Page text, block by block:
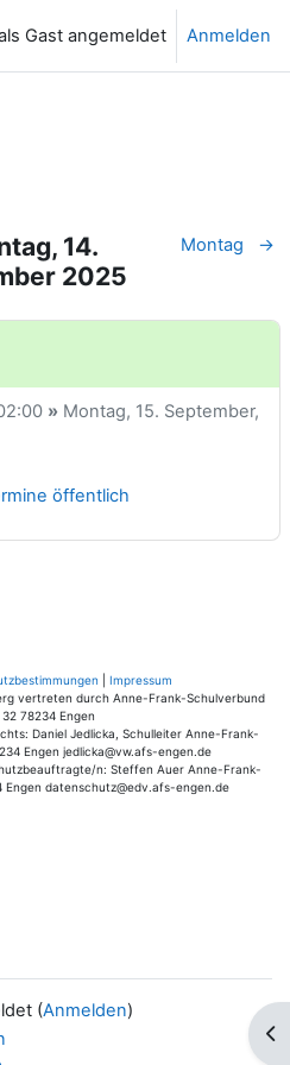
Gast angemeldet Anmelden
14.
2025
Montag →
» Montag, 15. September,
öffentlich
Impressum
vertreten durch Anne-Frank-Schulverbund
78234 Engen
Daniel Jedlicka, Schulleiter Anne-Frank-
Engen jedlicka@vw.afs-engen.de
n: Steffen Auer Anne-Frank-
Engen datenschutz@edv.afs-engen.de
(Anmelden)